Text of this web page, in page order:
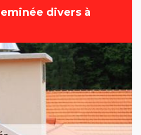
divers à